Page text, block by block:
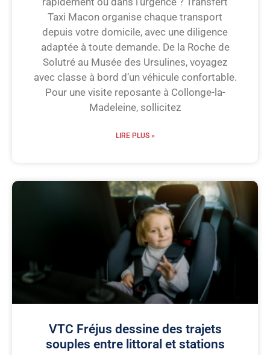
Taxi Macon organise chaque transport
depuis votre domicile, avec une diligence
adaptée à toute demande. De la Roche de
Solutré au Musée des Ursulines, voyagez
avec classe à bord d’un véhicule confortable.
Pour une visite reposante à Collonge-la-
Madeleine, sollicitez
LIRE PLUS »
VTC Fréjus dessine des trajets
souples entre littoral et stations